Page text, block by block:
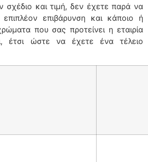
σχέδιο και τιμή, δεν έχετε παρά να
επιπλέον επιβάρυνση και κάποιο ή
που σας προτείνει η εταιρία
έτσι ώστε να έχετε ένα τέλειο